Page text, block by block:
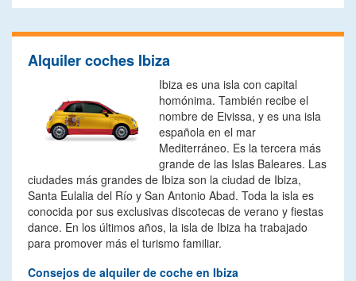
Alquiler coches Ibiza
Ibiza es una isla con capital
homónima. También recibe el
nombre de Eivissa, y es una isla
española en el mar
Mediterráneo. Es la tercera más
grande de las Islas Baleares. Las
ciudades más grandes de Ibiza son la ciudad de Ibiza,
Santa Eulalia del Río y San Antonio Abad. Toda la isla es
conocida por sus exclusivas discotecas de verano y fiestas
dance. En los últimos años, la isla de Ibiza ha trabajado
para promover más el turismo familiar.
Consejos de alquiler de coche en Ibiza